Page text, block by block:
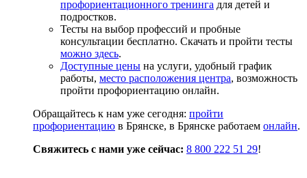
профориентационного тренинга для детей и
подростков.
Тесты на выбор профессий и пробные
консультации бесплатно. Скачать и пройти тесты
можно здесь.
Доступные цены на услуги, удобный график
работы, место расположения центра, возможность
пройти профориентацию онлайн.
Обращайтесь к нам уже сегодня: пройти
профориентацию в Брянске, в Брянске работаем онлайн.
Свяжитесь с нами уже сейчас: 8 800 222 51 29!